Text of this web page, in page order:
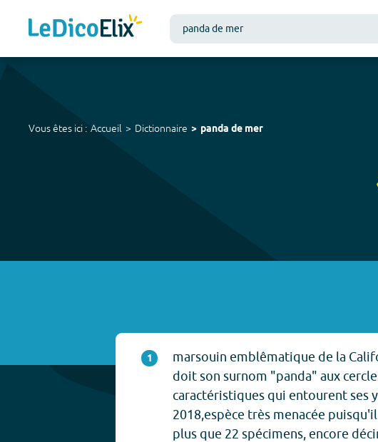
Vous êtes ici : Accueil Dictionnaire panda de mer
1
marsouin emblêmatique de la
doit son surnom "panda" aux
caractéristiques qui entourent ses
2018,espèce très menacée
plus que 22 spécimens, encore